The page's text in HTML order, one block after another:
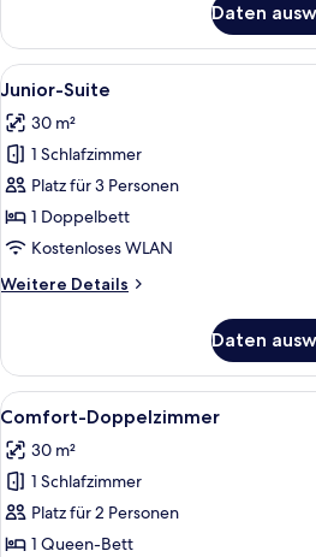
Einzelzimmer
Daten
Alle
Fotos
für
Junior-
Suite
anzeigen
Ein
4
Junior-Suite
30 m²
1 Schlafzimmer
Platz für 3 Personen
1 Doppelbett
Kostenloses WLAN
Weitere Details
Weitere
Suite
Daten
Alle
Fotos
für
Comfort-
Doppelzimmer
anzeigen
Ein
4
Comfort-Doppelzimmer
30 m²
1 Schlafzimmer
Platz für 2 Personen
1 Queen-Bett